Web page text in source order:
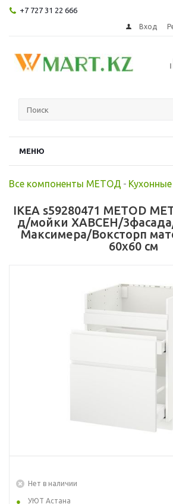
+7 727 31 22 666
Вход
МЕНЮ
Все компоненты МЕТОД -
IKEA s59280471 METOD
д/мойки ХАВСЕН/
Максимера/Воксторп
60x60 см
Нет в наличии
УЮТ Астана